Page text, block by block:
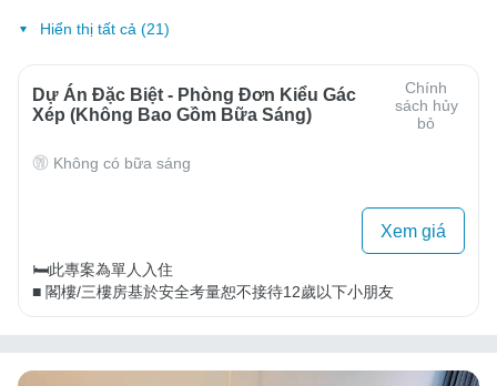
Hiển thị tất cả (21)
Dự Án Đặc Biệt - Phòng Đơn Kiểu Gác
Xép (Không Bao Gồm Bữa Sáng)
Chính
sách hủy
bỏ
Không có bữa sáng
Xem giá
🛏️此專案為單人入住
■ 閣樓/三樓房基於安全考量恕不接待12歲以下小朋友